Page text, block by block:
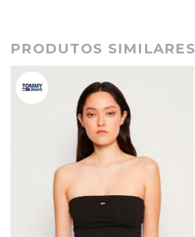
PRODUTOS SIMILARES